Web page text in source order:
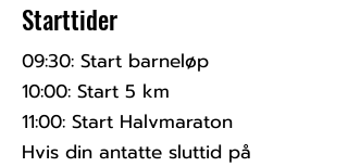
Starttider
09:30: Start barneløp
10:00: Start 5 km
11:00: Start Halvmaraton
Hvis din antatte sluttid på